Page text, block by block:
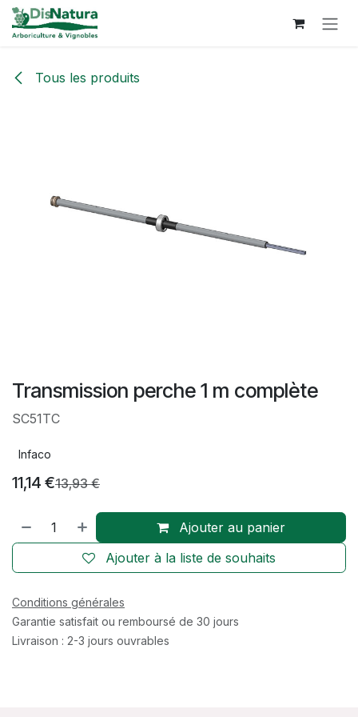
Se rendre au contenu
Tous les produits
Transmission perche 1 m complète
SC51TC
Infaco
11,14 €13,93€
Ajouter au panier
Ajouter à la liste de souhaits
Conditions générales
Garantie satisfait ou remboursé de 30 jours
Livraison : 2-3 jours ouvrables